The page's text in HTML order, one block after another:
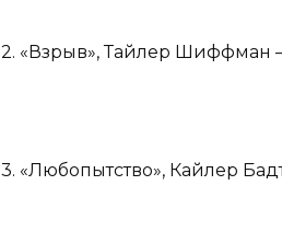
2. «Взрыв», Тайлер
3. «Любопытство», Кайлер